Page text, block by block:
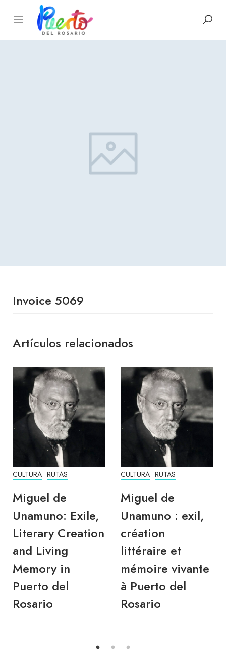
Invoice 5069
Artículos relacionados
CULTURA RUTAS
Miguel de
Unamuno: Exile,
Literary Creation
and Living
Memory in
Puerto del
Rosario
CULTURA RUTAS
Miguel de
Unamuno : exil,
création
littéraire et
mémoire vivante
à Puerto del
Rosario